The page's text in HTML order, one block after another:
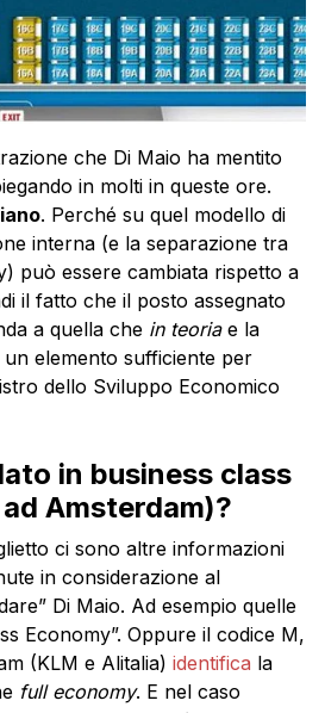
che Di Maio ha mentito
in molti in queste ore.
. Perché su quel modello di
interna (e la separazione tra
può essere cambiata rispetto a
il fatto che il posto assegnato
a quella che in teoriae la
elemento sufficiente per
dello Sviluppo Economico
in business class
Amsterdam)?
ci sono altre informazioni
in considerazione al
Di Maio. Ad esempio quelle
Economy”. Oppure il codice M,
(KLM e Alitalia) identifica la
full economy. E nel caso